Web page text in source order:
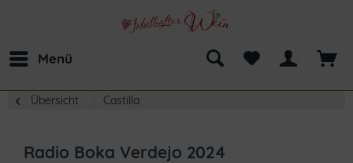
Menü
Übersicht Castilla
Radio Boka Verdejo 2024